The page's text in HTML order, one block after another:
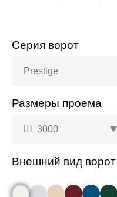
Серия ворот
Prestige
Размеры проема
Ш 3000
Внешний вид ворот